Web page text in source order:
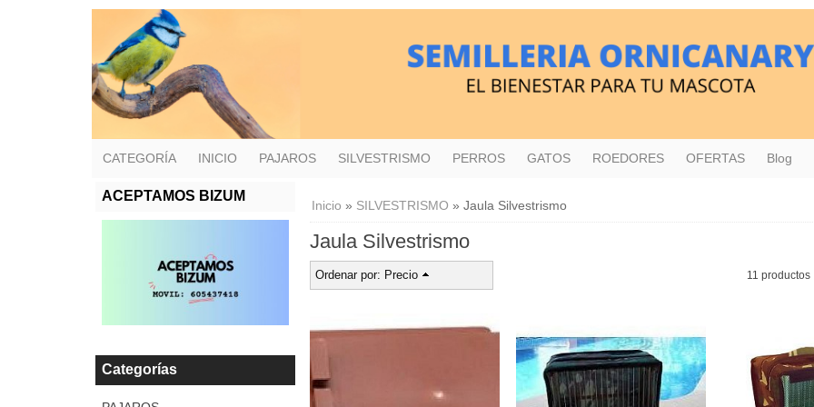
CATEGORÍA INICIO PAJAROS SILVESTRISMO PERROS GATOS ROEDORES OFERTAS Blog
ACEPTAMOS BIZUM
Categorías
Inicio » SILVESTRISMO » Jaula Silvestrismo
Jaula Silvestrismo
Ordenar por: Precio 11 productos